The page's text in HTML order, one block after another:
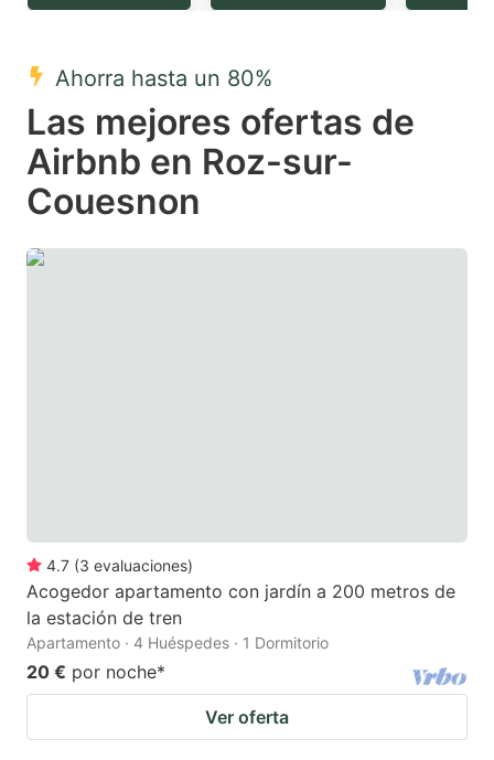
question
key
to
get
keyboard
shortcuts
question
to
get
the
shortcuts
Ahorra hasta un 80%
Las mejores ofertas de
Airbnb en Roz-sur-
Couesnon
4.7 (3 evaluaciones)
Acogedor apartamento con jardín a 200 metros de
la estación de tren
Apartamento · 4 Huéspedes · 1 Dormitorio
20 € por noche*
Ver oferta